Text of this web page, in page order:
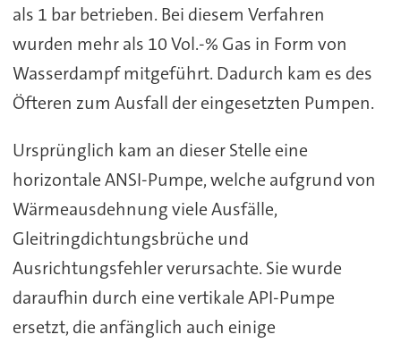
als 1 bar betrieben. Bei diesem Verfahren
wurden mehr als 10 Vol.-% Gas in Form von
Wasserdampf mitgeführt. Dadurch kam es des
Öfteren zum Ausfall der eingesetzten Pumpen.
Ursprünglich kam an dieser Stelle eine
horizontale ANSI-Pumpe, welche aufgrund von
Wärmeausdehnung viele Ausfälle,
Gleitringdichtungsbrüche und
Ausrichtungsfehler verursachte. Sie wurde
daraufhin durch eine vertikale API-Pumpe
ersetzt, die anfänglich auch einige